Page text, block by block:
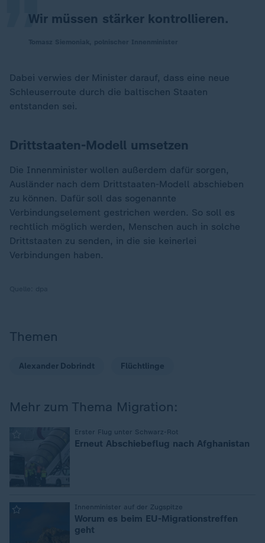
Wir müssen stärker kontrollieren.
Dabei verwies der Minister darauf, dass eine neue
Schleuserroute durch die baltischen Staaten
entstanden sei.
Drittstaaten-Modell umsetzen
Die Innenminister wollen außerdem dafür sorgen,
Ausländer nach dem Drittstaaten-Modell abschieben
zu können. Dafür soll das sogenannte
Verbindungselement gestrichen werden. So soll es
rechtlich möglich werden, Menschen auch in solche
Drittstaaten zu senden, in die sie keinerlei
Verbindungen haben.
Themen
Alexander Dobrindt Flüchtlinge
Mehr zum Thema Migration:
Erster Flug unter Schwarz-Rot
Erneut Abschiebeflug nach Afghanistan
Innenminister auf der Zugspitze
Worum es beim EU-Migrationstreffen
geht